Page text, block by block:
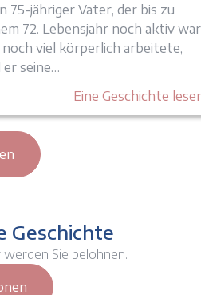
75-jähriger Vater, der bis zu
72. Lebensjahr noch aktiv war
noch viel körperlich arbeitete,
er seine…
Eine Geschichte
Geschichte
Sie belohnen.